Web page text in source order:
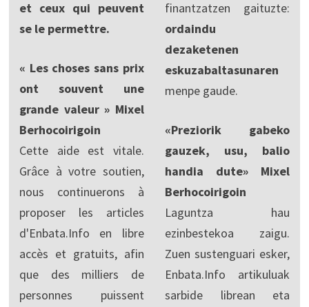
et ceux qui peuvent
se le permettre.
« Les choses sans prix
ont souvent une
grande valeur » Mixel
Berhocoirigoin
Cette aide est vitale.
Grâce à votre soutien,
nous continuerons à
proposer les articles
d'Enbata.Info en libre
accès et gratuits, afin
que des milliers de
personnes puissent
finantzatzen gaituzte:
ordaindu
dezaketenen
eskuzabaltasunaren
menpe gaude.
«Preziorik gabeko
gauzek, usu, balio
handia dute» Mixel
Berhocoirigoin
Laguntza hau
ezinbestekoa zaigu.
Zuen sustenguari esker,
Enbata.Info artikuluak
sarbide librean eta